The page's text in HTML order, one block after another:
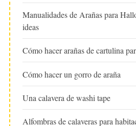
Manualidades de Arañas para
ideas
Cómo hacer arañas de cartulina
Cómo hacer un gorro de araña
Una calavera de washi tape
Alfombras de calaveras para